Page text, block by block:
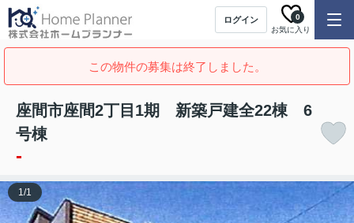
ログイン
お気に入り
0
この物件の募集は終了しました。
座間市座間2丁目1期 新築戸建全22棟 6
号棟
-
1/1